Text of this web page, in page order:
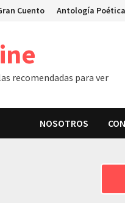
Cuento Antología Poética
recomendadas para ver
NOSOTROS